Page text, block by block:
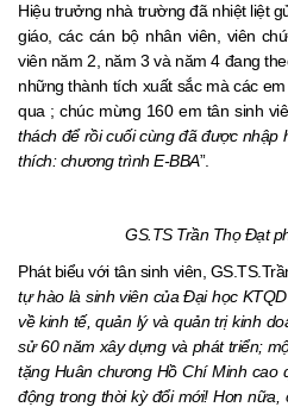
Hiệu trưởng nhà trường đã nhiệt liệt
giáo, các cán bộ nhân viên, viên
viên năm 2, năm 3 và năm 4 đang
những thành tích xuất sắc mà các
qua ; chúc mừng 160 em tân sinh
thách để rồi cuối cùng đã được nhập
thích: chương trình E-BBA”.
GS.TS Trần Thọ Đạt
Phát biểu với tân sinh viên,
tự hào là sinh viên của Đại học
về kinh tế, quản lý và quản trị kinh
sử 60 năm xây dựng và phát triển;
tặng Huân chương Hồ Chí Minh cao
động trong thời kỳ đổi mới! Hơn